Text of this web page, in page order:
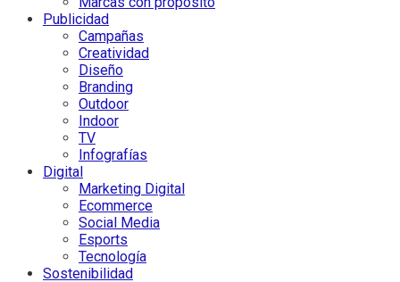
Publicidad
Campañas
Creatividad
Diseño
Branding
Outdoor
Indoor
TV
Infografías
Digital
Marketing Digital
Ecommerce
Social Media
Esports
Tecnología
Sostenibilidad